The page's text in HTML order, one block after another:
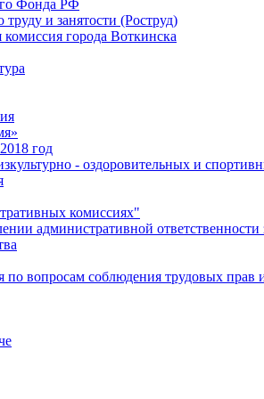
Фонда РФ
и занятости (Роструд)
комиссия города Воткинска
год
- оздоровительных и
комиссиях"
административной
вопросам соблюдения трудовых прав